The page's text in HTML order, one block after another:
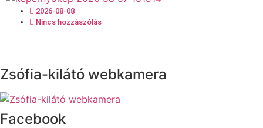
2026-08-08
Nincs hozzászólás
Zsófia-kilátó webkamera
Facebook